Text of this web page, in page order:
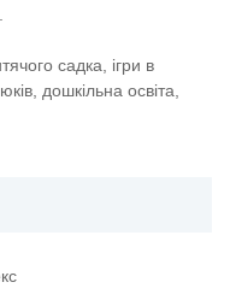
садка, ігри в
дошкільна освіта,